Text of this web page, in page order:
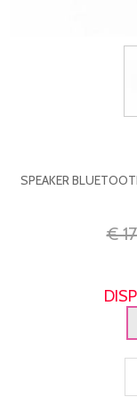
SPEAKER
€